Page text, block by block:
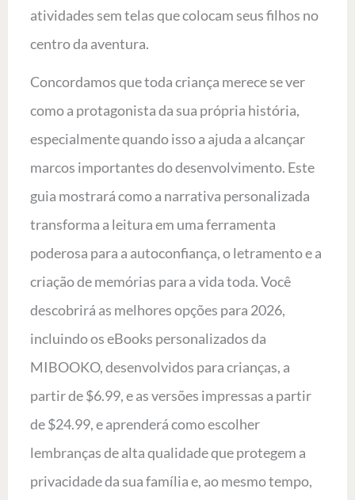
atividades sem telas que colocam seus filhos no
centro da aventura.
Concordamos que toda criança merece se ver
como a protagonista da sua própria história,
especialmente quando isso a ajuda a alcançar
marcos importantes do desenvolvimento. Este
guia mostrará como a narrativa personalizada
transforma a leitura em uma ferramenta
poderosa para a autoconfiança, o letramento e a
criação de memórias para a vida toda. Você
descobrirá as melhores opções para 2026,
incluindo os eBooks personalizados da
MIBOOKO, desenvolvidos para crianças, a
partir de $6.99, e as versões impressas a partir
de $24.99, e aprenderá como escolher
lembranças de alta qualidade que protegem a
privacidade da sua família e, ao mesmo tempo,